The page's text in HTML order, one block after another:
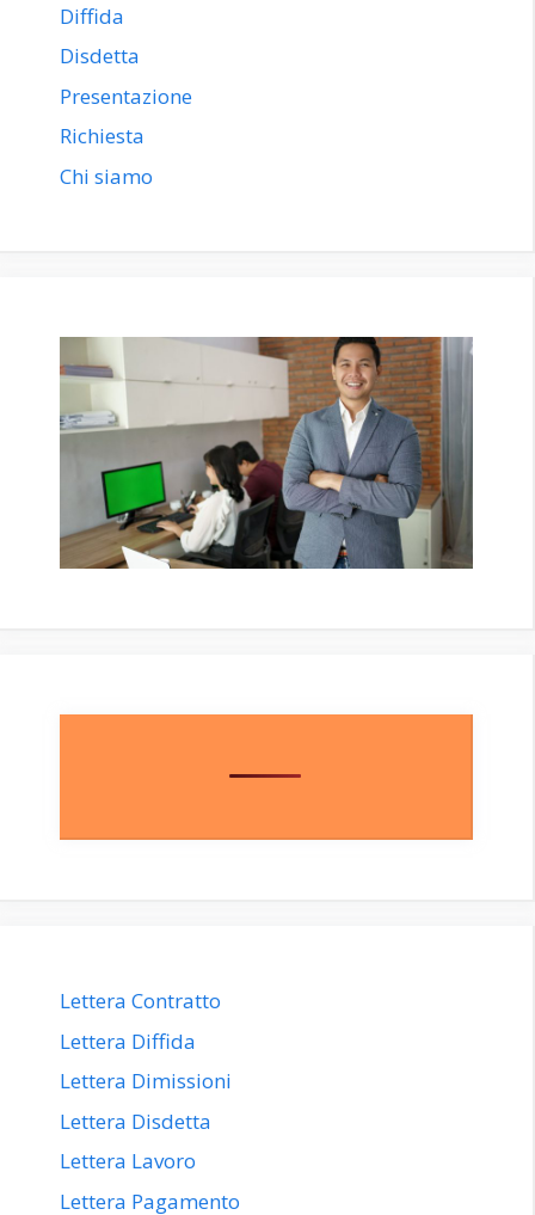
Diffida
Disdetta
Presentazione
Richiesta
Chi siamo
Lettera Contratto
Lettera Diffida
Lettera Dimissioni
Lettera Disdetta
Lettera Lavoro
Lettera Pagamento